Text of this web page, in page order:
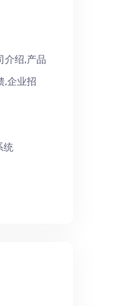
介绍,产品
,企业招
统